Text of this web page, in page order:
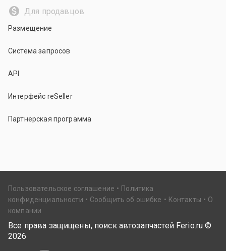
Для продавцов
Размещение
Система запросов
API
Интерфейс reSeller
Партнерская программа
Пользовательское соглашение
Политика
конфиденциальности
Сообщить об ошибке Контакты
О
компании
Все права защищены, поиск автозапчастей Ferio.ru ©
2026